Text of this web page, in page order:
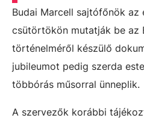
Budai Marcell sajtófőnök az
csütörtökön mutatják be az
történelméről készülő
jubileumot pedig szerda
többórás műsorral ünneplik.
A szervezők korábbi